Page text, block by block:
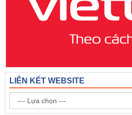
LIÊN KẾT WEBSITE